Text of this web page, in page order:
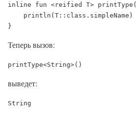
inline fun <reified T>
}
Теперь вызов:
printType<String>()
выведет: